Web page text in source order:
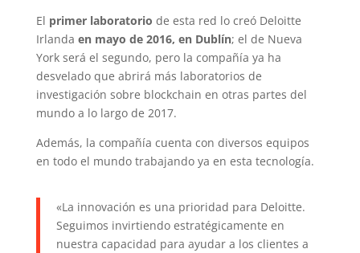
El primer laboratorio de esta red lo creó Deloitte
Irlanda en mayo de 2016, en Dublín; el de Nueva
York será el segundo, pero la compañía ya ha
desvelado que abrirá más laboratorios de
investigación sobre blockchain en otras partes del
mundo a lo largo de 2017.
Además, la compañía cuenta con diversos equipos
en todo el mundo trabajando ya en esta tecnología.
«La innovación es una prioridad para Deloitte.
Seguimos invirtiendo estratégicamente en
nuestra capacidad para ayudar a los clientes a